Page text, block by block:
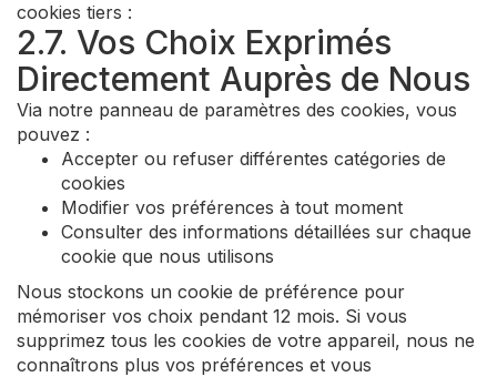
cookies tiers :
2.7. Vos Choix Exprimés
Directement Auprès de Nous
Via notre panneau de paramètres des cookies, vous
pouvez :
Accepter ou refuser différentes catégories de
cookies
Modifier vos préférences à tout moment
Consulter des informations détaillées sur chaque
cookie que nous utilisons
Nous stockons un cookie de préférence pour
mémoriser vos choix pendant 12 mois. Si vous
supprimez tous les cookies de votre appareil, nous ne
connaîtrons plus vos préférences et vous